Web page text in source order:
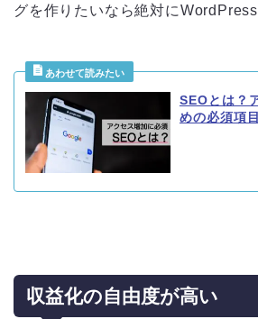
グを作りたいなら絶対にWordPress
SEOとは？
めの必須項
収益化の自由度が高い